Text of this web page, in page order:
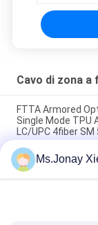
Cavo di zona
FTTA Armored
Single Mode TPU
LC/UPC 4fiber SM
Cavo patch in
da 6,0 mm
ottica jumper 8
Cavo patch cord
Ms.Jonay